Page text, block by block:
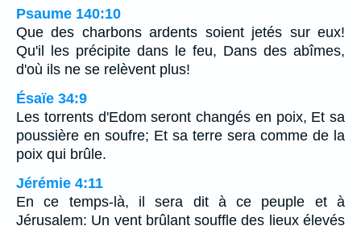
Psaume 140:10
Que des charbons ardents soient jetés sur eux!
Qu'il les précipite dans le feu, Dans des abîmes,
d'où ils ne se relèvent plus!
Ésaïe 34:9
Les torrents d'Edom seront changés en poix, Et sa
poussière en soufre; Et sa terre sera comme de la
poix qui brûle.
Jérémie 4:11
En ce temps-là, il sera dit à ce peuple et à
Jérusalem: Un vent brûlant souffle des lieux élevés